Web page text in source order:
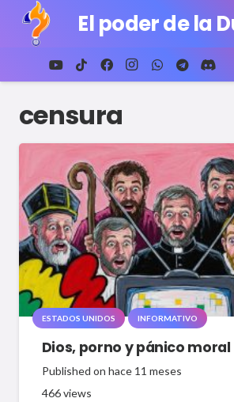
El poder de la
censura
ESTADOS UNIDOS INFORMATIVO
Dios, porno y pánico moral
Published on hace 11 meses
466views